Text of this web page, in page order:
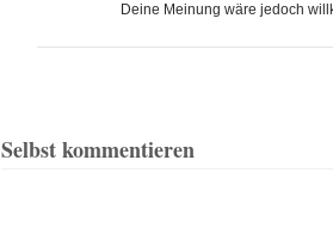
Deine Meinung wäre jedoch
Selbst kommentieren